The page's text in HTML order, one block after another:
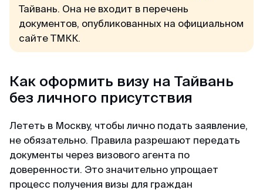
Тайвань. Она не входит в перечень
документов, опубликованных на официальном
сайте ТМКК.
Как оформить визу на Тайвань
без личного присутствия
Лететь в Москву, чтобы лично подать заявление,
не обязательно. Правила разрешают передать
документы через визового агента по
доверенности. Это значительно упрощает
процесс получения визы для граждан